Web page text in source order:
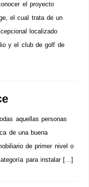
el proyecto
el cual trata de un
localizado
y el club de golf de
aquellas personas
de una buena
de primer nivel o
para instalar […]